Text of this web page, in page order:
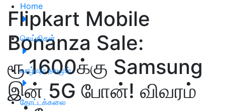
Home
செய்திகள்
வாழ்வும் நலமும்
தோட்டக்கலை
Flipkart Mobile
Bonanza Sale:
ரூ.1600க்கு Samsung
இன் 5G போன்! விவரம்